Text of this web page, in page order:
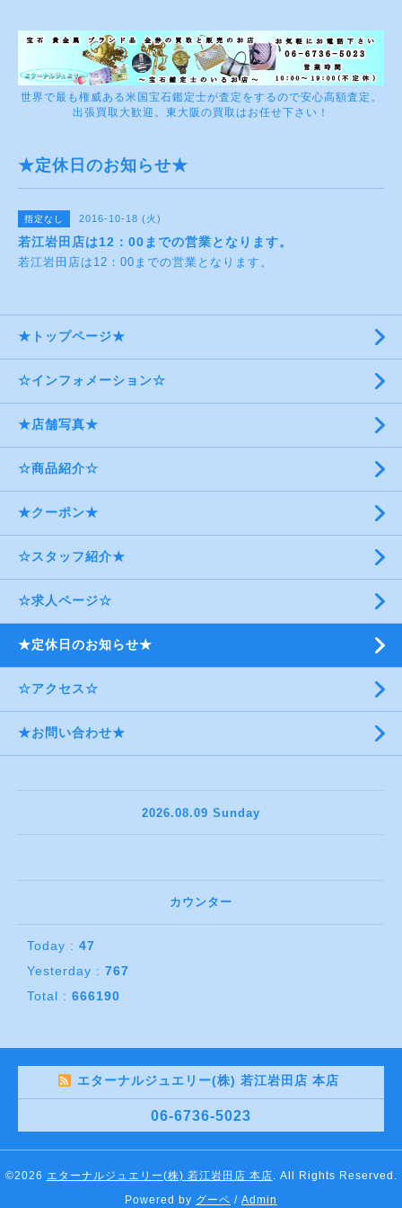
世界で最も権威ある米国宝石鑑定士が査定をするので安心高額査定。
出張買取大歓迎。東大阪の買取はお任せ下さい！
★定休日のお知らせ★
指定なし 2016-10-18 (火)
若江岩田店は12：00までの営業となります。
若江岩田店は12：00までの営業となります。
★トップページ★
☆インフォメーション☆
★店舗写真★
☆商品紹介☆
★クーポン★
☆スタッフ紹介★
☆求人ページ☆
★定休日のお知らせ★
☆アクセス☆
★お問い合わせ★
2026.08.09 Sunday
カウンター
Today : 47
Yesterday : 767
Total : 666190
エターナルジュエリー(株) 若江岩田店 本店
06-6736-5023
©2026 エターナルジュエリー(株) 若江岩田店 本店. All Rights Reserved.
Powered by グーペ / Admin